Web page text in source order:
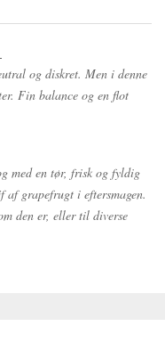
og diskret. Men i denne
Fin balance og en flot
med en tør, frisk og fyldig
af grapefrugt i eftersmagen.
den er, eller til diverse